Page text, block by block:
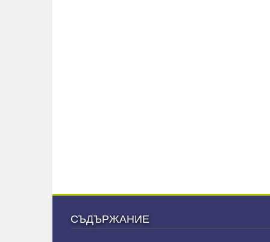
СЪДЪРЖАНИЕ